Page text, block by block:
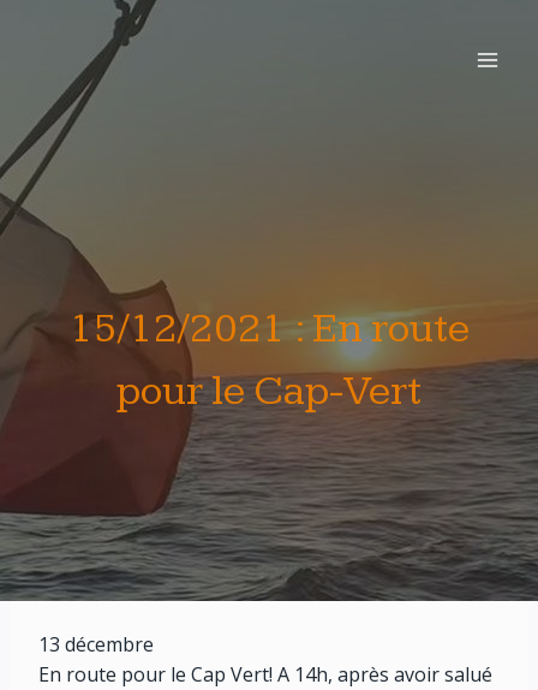
15/12/2021 : En route
pour le Cap-Vert
13 décembre
En route pour le Cap Vert! A 14h, après avoir salué